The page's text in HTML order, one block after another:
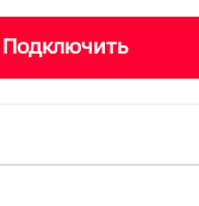
Подключить